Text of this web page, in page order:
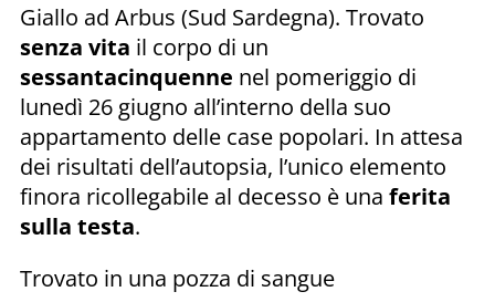
Giallo ad Arbus (Sud Sardegna). Trovato
senza vita il corpo di un
sessantacinquenne nel pomeriggio di
lunedì 26 giugno all’interno della suo
appartamento delle case popolari. In attesa
dei risultati dell’autopsia, l’unico elemento
finora ricollegabile al decesso è una ferita
sulla testa.
Trovato in una pozza di sangue